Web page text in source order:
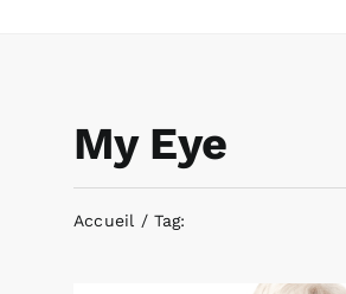
My Eye
Accueil Tag: